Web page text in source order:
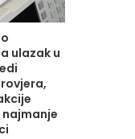
ulazak u